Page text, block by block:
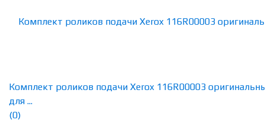
Комплект роликов подачи Xerox 116R00003
для ...
(0)